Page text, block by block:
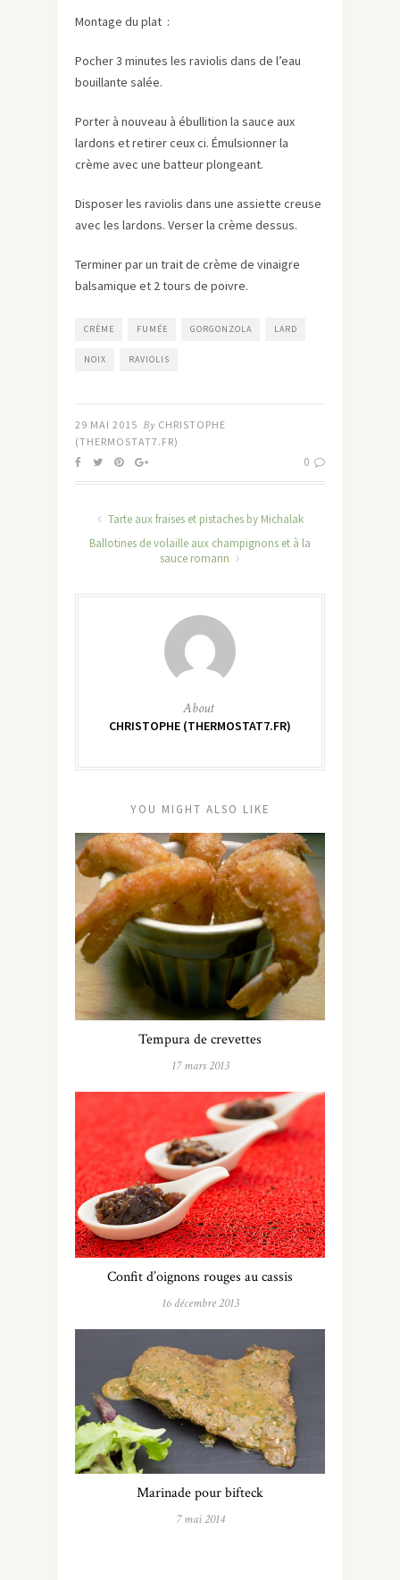
Montage du plat :
Pocher 3 minutes les raviolis dans de l’eau
bouillante salée.
Porter à nouveau à ébullition la sauce aux
lardons et retirer ceux ci. Émulsionner la
crème avec une batteur plongeant.
Disposer les raviolis dans une assiette creuse
avec les lardons. Verser la crème dessus.
Terminer par un trait de crème de vinaigre
balsamique et 2 tours de poivre.
CRÈME FUMÉE GORGONZOLA LARD
NOIX RAVIOLIS
29 MAI 2015 By CHRISTOPHE
(THERMOSTAT7.FR)
0
Tarte aux fraises et pistaches by Michalak
Ballotines de volaille aux champignons et à la
sauce romarin
About
CHRISTOPHE (THERMOSTAT7.FR)
YOU MIGHT ALSO LIKE
Tempura de crevettes
17 mars 2013
Confit d’oignons rouges au cassis
16 décembre 2013
Marinade pour bifteck
7 mai 2014